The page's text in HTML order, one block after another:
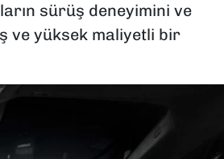
sürüş deneyimini ve
ve yüksek maliyetli bir